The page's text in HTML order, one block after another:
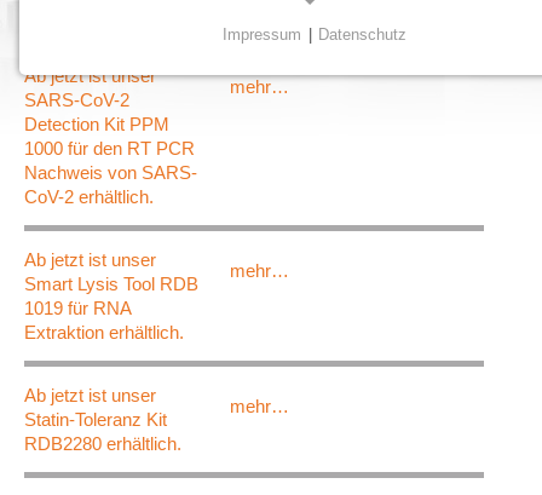
Ab jetzt ist unser
SARS-CoV-2
Detection Kit PPM
1000 für den RT PCR
Nachweis von SARS-
CoV-2 erhältlich.
mehr…
Ab jetzt ist unser
Smart Lysis Tool RDB
1019 für RNA
Extraktion erhältlich.
mehr…
Ab jetzt ist unser
Statin-Toleranz Kit
RDB2280 erhältlich.
mehr…
Notwendige Cookies ermöglichen grundlegende
Funktionen und sind für die einwandfreie Funktion der
Website erforderlich.
Einverständnis-Cookie
cookie_consent
Zweck:
Dieser Cookie speichert die ausgewählten Einverständnis-
Optionen des Benutzers
Cookie Laufzeit:
1 Jahr
Impressum Datenschutz